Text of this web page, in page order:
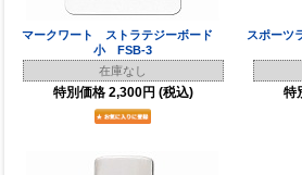
マークワート ストラテジーボード
小 FSB-3
在庫なし
特別価格 2,300円 (税込)
スポー
特